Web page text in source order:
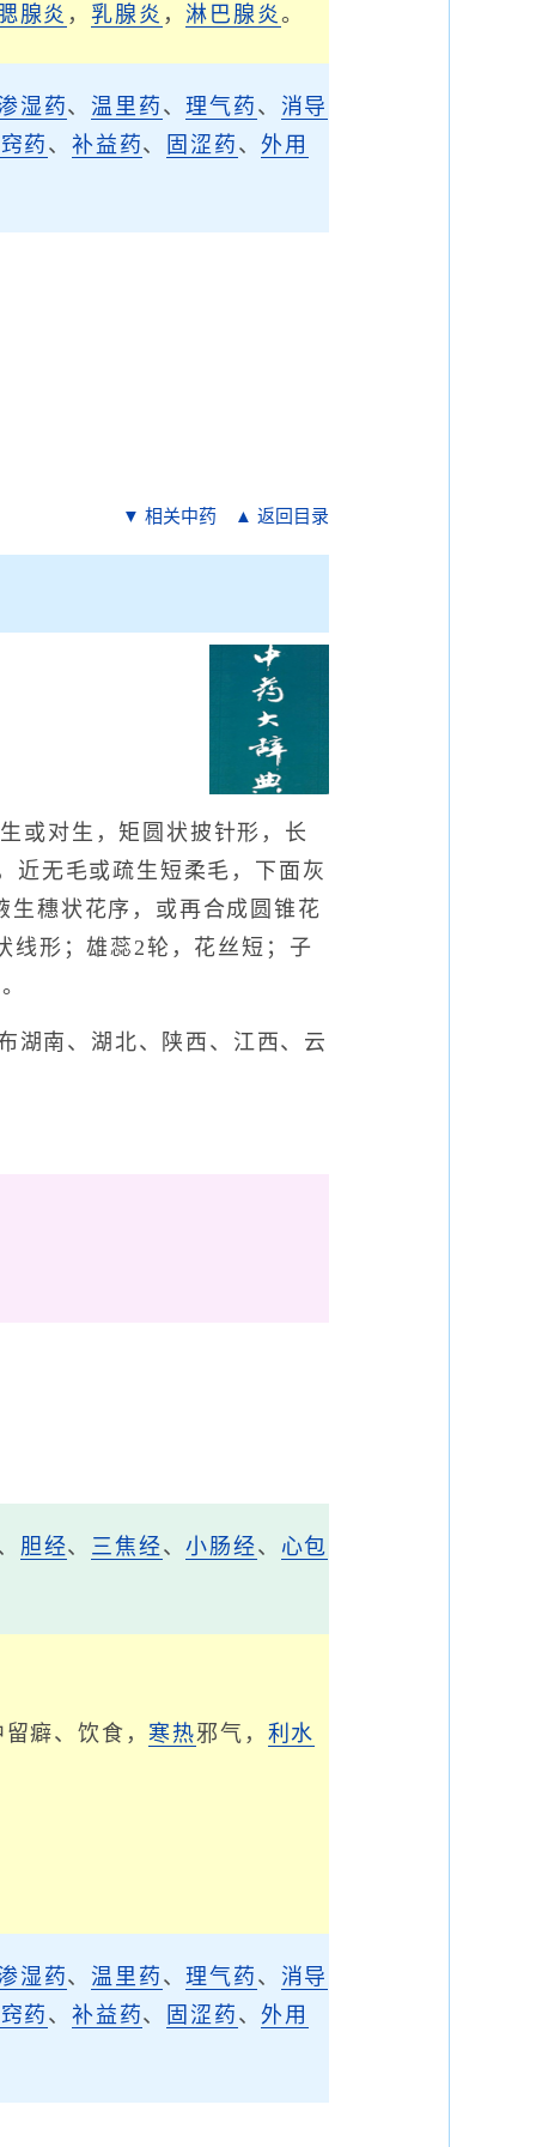
腺炎 ，乳腺炎 ， 淋巴腺炎 。
湿药、温里药 、理气药 、 消导
药 、 补益药、 固涩药 、外用
▼ 相关中药 ▲ 返回目录
或对生，矩圆状披针形，长
近无毛或疏生短柔毛，下面灰
生穗状花序，或再合成圆锥花
线形；雄蕊2轮，花丝短；子
湖南、湖北、陕西、江西、云
胆经、 三焦经、小肠经、 心包
留癖、饮食，寒热邪气， 利水
湿药、温里药 、理气药 、 消导
药 、 补益药、 固涩药 、外用